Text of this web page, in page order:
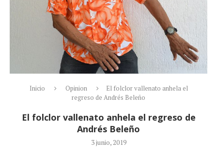
Inicio Opinion
El folclor vallenato anhela el
regreso de Andrés Beleño
El folclor vallenato anhela el regreso de
Andrés Beleño
3 junio, 2019